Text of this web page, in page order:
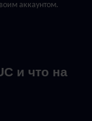
аккаунтом.
и что на